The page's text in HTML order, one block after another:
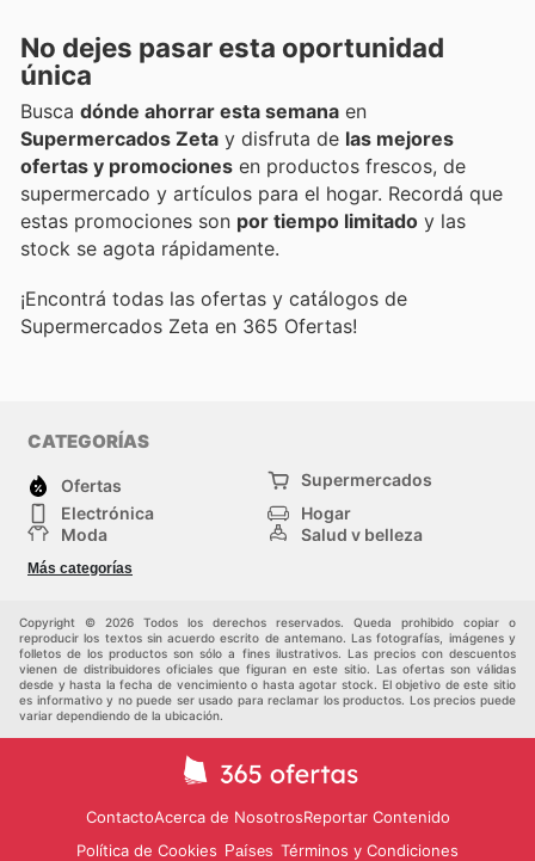
No dejes pasar esta oportunidad
única
Busca dónde ahorrar esta semana en
Supermercados Zeta y disfruta de las mejores
ofertas y promociones en productos frescos, de
supermercado y artículos para el hogar. Recordá que
estas promociones son por tiempo limitado y las
stock se agota rápidamente.
¡Encontrá todas las ofertas y catálogos de
Supermercados Zeta en 365 Ofertas!
CATEGORÍAS
Ofertas
Supermercados
Electrónica
Hogar
Moda
Salud y belleza
Deportes
Más categorías
Copyright © 2026 Todos los derechos reservados. Queda prohibido copiar o
reproducir los textos sin acuerdo escrito de antemano. Las fotografías, imágenes y
folletos de los productos son sólo a fines ilustrativos. Las precios con descuentos
vienen de distribuidores oficiales que figuran en este sitio. Las ofertas son válidas
desde y hasta la fecha de vencimiento o hasta agotar stock. El objetivo de este sitio
es informativo y no puede ser usado para reclamar los productos. Los precios puede
variar dependiendo de la ubicación.
ContactoAcerca de NosotrosReportar Contenido
Política de Cookies Países Términos y Condiciones